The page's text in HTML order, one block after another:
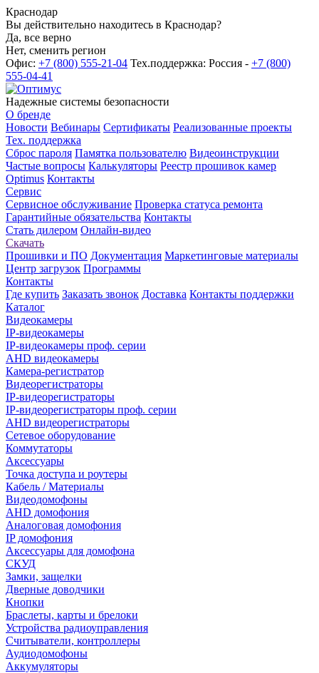
Краснодар
Вы действительно находитесь в Краснодар?
Да, все верно
Нет, сменить регион
Офис: +7 (800) 555-21-04 Тех.поддержка: Россия - +7 (800)
555-04-41
Надежные системы безопасности
О бренде
Новости Вебинары Сертификаты Реализованные проекты
Тех. поддержка
Сброс пароля Памятка пользователю Видеоинструкции
Частые вопросы Калькуляторы Реестр прошивок камер
Optimus Контакты
Сервис
Сервисное обслуживание Проверка статуса ремонта
Гарантийные обязательства Контакты
Стать дилером Онлайн-видео
Скачать
Прошивки и ПО Документация Маркетинговые материалы
Центр загрузок Программы
Контакты
Где купить Заказать звонок Доставка Контакты поддержки
Каталог
Видеокамеры
IP-видеокамеры
IP-видеокамеры проф. серии
AHD видеокамеры
Камера-регистратор
Видеорегистраторы
IP-видеорегистраторы
IP-видеорегистраторы проф. серии
AHD видеорегистраторы
Сетевое оборудование
Коммутаторы
Аксессуары
Точка доступа и роутеры
Кабель / Материалы
Видеодомофоны
AHD домофония
Аналоговая домофония
IP домофония
Аксессуары для домофона
СКУД
Замки, защелки
Дверные доводчики
Кнопки
Браслеты, карты и брелоки
Устройства радиоуправления
Считыватели, контроллеры
Аудиодомофоны
Аккумуляторы